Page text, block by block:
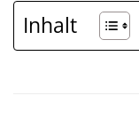
Inhalt